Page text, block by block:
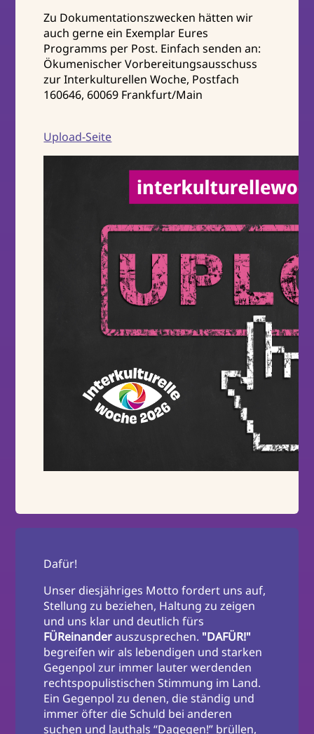
Zu Dokumentationszwecken hätten wir
auch gerne ein Exemplar Eures
Programms per Post. Einfach senden an:
Ökumenischer Vorbereitungsausschuss
zur Interkulturellen Woche, Postfach
160646, 60069 Frankfurt/Main
Upload-Seite
Dafür!
Unser diesjähriges Motto fordert uns auf,
Stellung zu beziehen, Haltung zu zeigen
und uns klar und deutlich fürs
FÜReinanderauszusprechen. "DAFÜR!"
begreifen wir als lebendigen und starken
Gegenpol zur immer lauter werdenden
rechtspopulistischen Stimmung im Land.
Ein Gegenpol zu denen, die ständig und
immer öfter die Schuld bei anderen
suchen und lauthals “Dagegen!” brüllen,